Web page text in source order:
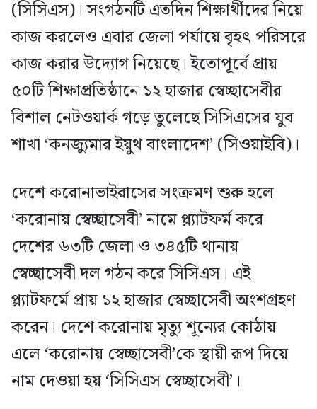
(সিসিএস)। সংগঠনটি এতদিন শিক্ষার্থীদের নিয়ে
কাজ করলেও এবার জেলা পর্যায়ে বৃহৎ পরিসরে
কাজ করার উদ্যোগ নিয়েছে। ইতোপূর্বে প্রায়
৫০টি শিক্ষাপ্রতিষ্ঠানে ১২ হাজার স্বেচ্ছাসেবীর
বিশাল নেটওয়ার্ক গড়ে তুলেছে সিসিএসের যুব
শাখা ‘কনজ্যুমার ইয়ুথ বাংলাদেশ’ (সিওয়াইবি)।
দেশে করোনাভাইরাসের সংক্রমণ শুরু হলে
‘করোনায় স্বেচ্ছাসেবী’ নামে প্ল্যাটফর্ম করে
দেশের ৬৩টি জেলা ও ৩৪৫টি থানায়
স্বেচ্ছাসেবী দল গঠন করে সিসিএস। এই
প্ল্যাটফর্মে প্রায় ১২ হাজার স্বেচ্ছাসেবী অংশগ্রহণ
করেন। দেশে করোনায় মৃত্যু শূন্যের কোঠায়
এলে ‘করোনায় স্বেচ্ছাসেবী’কে স্থায়ী রূপ দিয়ে
নাম দেওয়া হয় ‘সিসিএস স্বেচ্ছাসেবী’।